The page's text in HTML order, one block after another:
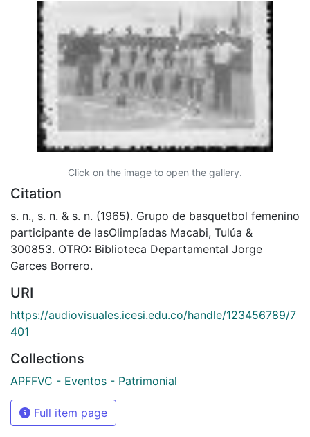
Click on the image to open the gallery.
Citation
s. n., s. n. & s. n. (1965). Grupo de basquetbol femenino
participante de lasOlimpíadas Macabi, Tulúa &
300853. OTRO: Biblioteca Departamental Jorge
Garces Borrero.
URI
https://audiovisuales.icesi.edu.co/handle/123456789/7
401
Collections
APFFVC - Eventos - Patrimonial
Full item page